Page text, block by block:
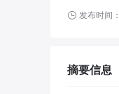
发布时间：
摘要信息